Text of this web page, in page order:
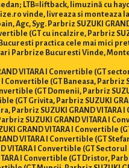
LTB=liftback, limuzină cu
vinde, livreaza si
Agc, Syg. Parbriz SUZUKI
(GT cu incalzire, Parbriz
Bucuresti practica cele mai mici
Bucuresti Vinde,
VITARA I Convertible (GT
Convertible (GT Baneasa,
(GT Domenii, Parbriz
(GT Grivita, Parbriz SUZUKI
Parbriz SUZUKI GRAND
SUZUKI GRAND VITARA I
GRAND VITARA I Convertible
VITARA I Convertible (GT
VITARA I Convertible (GT
I Convertible (GT Dristor,